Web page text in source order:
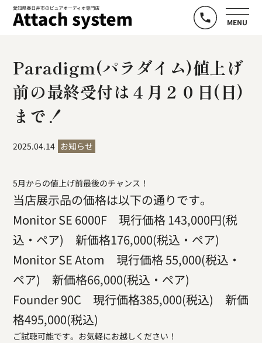
MENU
Paradigm(パラダイム)値上げ
前の最終受付は４月２０日(日)
まで！
2025.04.14 お知らせ
5月からの値上げ前最後のチャンス！
当店展示品の価格は以下の通りです。
Monitor SE 6000F 現行価格 143,000円(税
込・ペア) 新価格176,000(税込・ペア)
Monitor SE Atom 現行価格 55,000(税込・
ペア) 新価格66,000(税込・ペア)
Founder 90C 現行価格385,000(税込) 新価
格495,000(税込)
ご試聴可能です。お気軽にお越しください！